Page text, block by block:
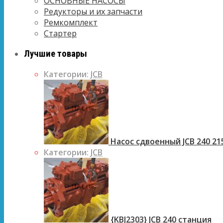
Редукторы и их запчасти
Ремкомплект
Стартер
Лучшие товары
Категории: JCB
Насос сдвоенный JCB 240
Категории: JCB
{KBJ2303} JCB 240 станция